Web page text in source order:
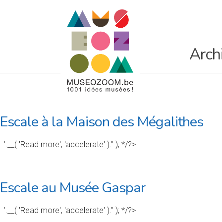
Escale à la Maison des Mégalithes
'.__( 'Read more', 'accelerate' ).'' ); */?>
Escale au Musée Gaspar
'.__( 'Read more', 'accelerate' ).'' ); */?>